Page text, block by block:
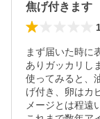
焦げ付きます
まず届いた時に
ありガッカリし
使ってみると、
げ付き、卵はカ
メージとは程遠